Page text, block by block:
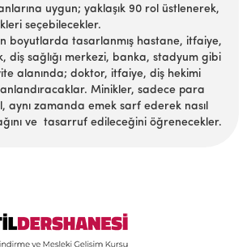
uygun; yaklaşık 90 rol üstlenerek,
seçebilecekler.
boyutlarda tasarlanmış hastane, itfaiye,
diş sağlığı merkezi, banka, stadyum gibi
alanında; doktor, itfaiye, diş hekimi
Minikler, sadece para
aynı zamanda emek sarf ederek nasıl
ve tasarruf edileceğini öğrenecekler.